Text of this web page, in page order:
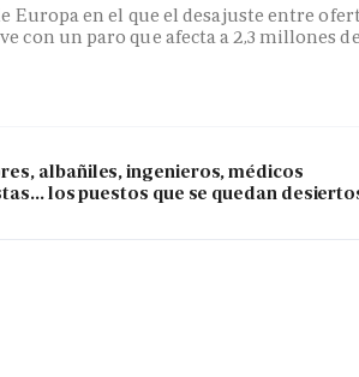
Europa en el que el desajuste entre
con un paro que afecta a 2,3 millones
albañiles, ingenieros, médicos
los puestos que se quedan